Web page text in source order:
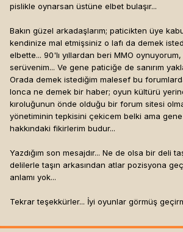
pislikle oynarsan üstüne elbet bulaşır...
Bakın güzel arkadaşlarım; paticikten üye
kendinize mal etmişsiniz o lafı da demek
elbette... 90'lı yıllardan beri MMO oynuyorum,
serüvenim... Ve gene paticiğe de sanırım
Orada demek istediğim malesef bu
lonca ne demek bir haber; oyun kültürü
kıroluğunun önde olduğu bir forum sitesi
yönetiminin tepkisini çekicem belki ama
hakkındaki fikirlerim budur...
Yazdığım son mesajdır... Ne de olsa bir deli
delilerle taşın arkasından atlar pozisyona
anlamı yok...
Tekrar teşekkürler... İyi oyunlar görmüş